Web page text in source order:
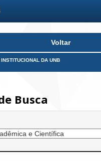
Voltar
DA UNB
Busca